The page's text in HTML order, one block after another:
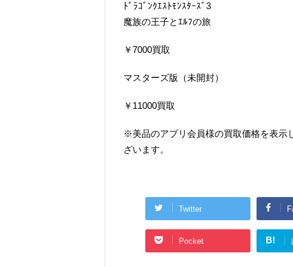
ﾄﾞﾗｺﾞﾝｸｴｽﾄﾓﾝｽﾀｰｽﾞ3
魔族の王子とｴﾙﾌの旅
￥7000買取
マスターズ版（未開封）
￥11000買取
※美品のアプリ会員様の買取価格を表示
ざいます。
Twitter
Pocket B!